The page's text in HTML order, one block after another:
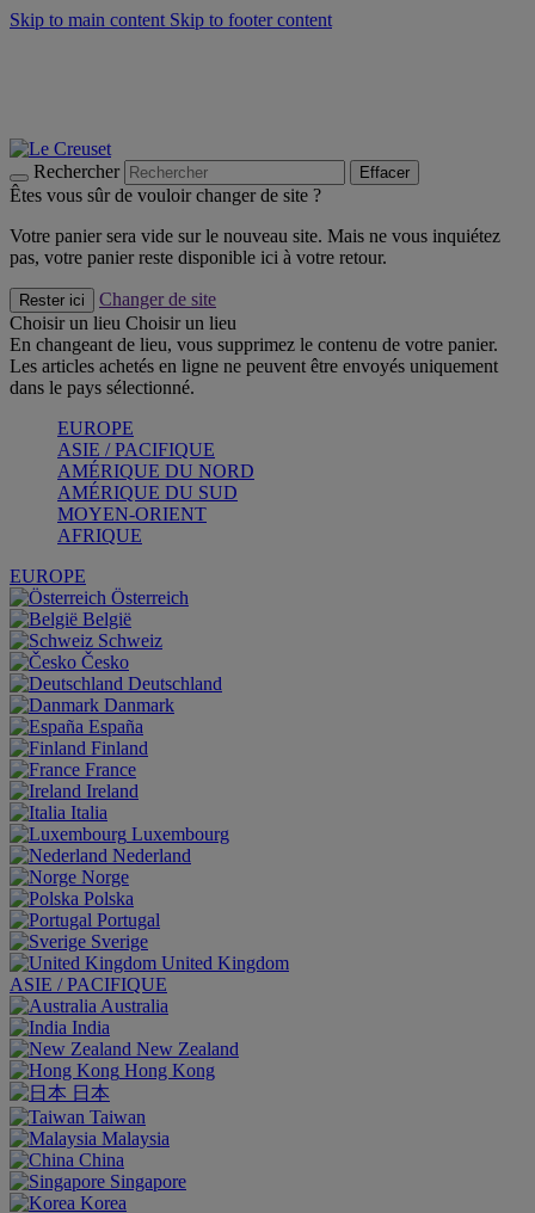
Skip to main content Skip to footer content
Rechercher Effacer
Êtes vous sûr de vouloir changer de site ?
Votre panier sera vide sur le nouveau site. Mais ne vous inquiétez
pas, votre panier reste disponible ici à votre retour.
Rester ici
Changer de site
Choisir un lieu Choisir un lieu
En changeant de lieu, vous supprimez le contenu de votre panier.
Les articles achetés en ligne ne peuvent être envoyés uniquement
dans le pays sélectionné.
EUROPE
ASIE / PACIFIQUE
AMÉRIQUE DU NORD
AMÉRIQUE DU SUD
MOYEN-ORIENT
AFRIQUE
EUROPE
Österreich
België
Schweiz
Česko
Deutschland
Danmark
España
Finland
France
Ireland
Italia
Luxembourg
Nederland
Norge
Polska
Portugal
Sverige
United Kingdom
ASIE / PACIFIQUE
Australia
India
New Zealand
Hong Kong
日本
Taiwan
Malaysia
China
Singapore
Korea